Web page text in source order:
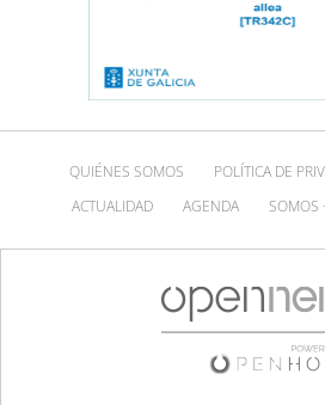
QUIÉNES SOMOS POLÍTICA DE
ACTUALIDAD
AGENDA SOMOS